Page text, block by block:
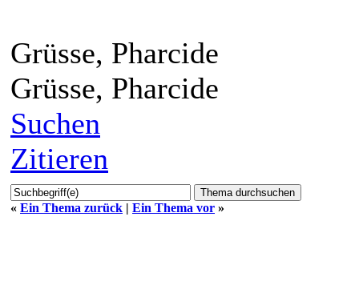
Grüsse, Pharcide
Grüsse, Pharcide
Suchen
Zitieren
« Ein Thema zurück | Ein Thema vor »